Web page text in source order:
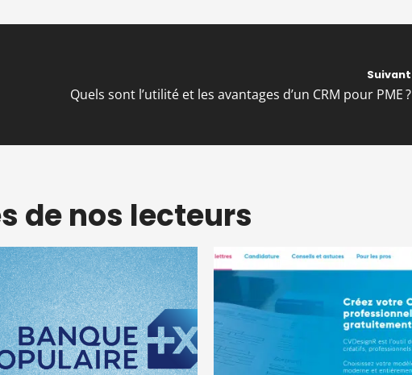
Suivant
Quels sont l’utilité et les avantages d’un CRM pour PME ?
de nos lecteurs